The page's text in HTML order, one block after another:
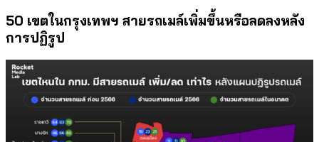
50 เขตในกรุงเทพฯ สายรถเมล์เพิ่มขึ้นหรือลดลงหลัง
การปฏิรูป